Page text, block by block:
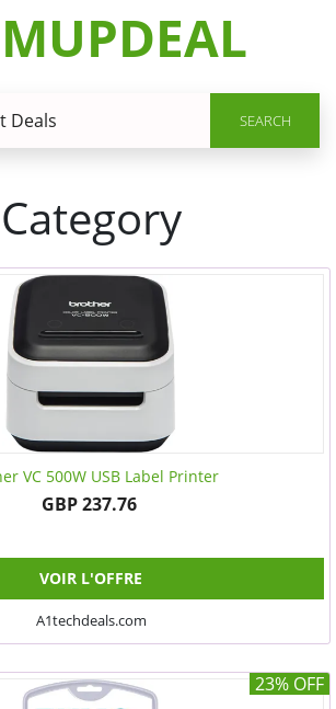
SEARCH
Category
VC 500W USB Label Printer
GBP 237.76
VOIR L'OFFRE
A1techdeals.com
23% OFF